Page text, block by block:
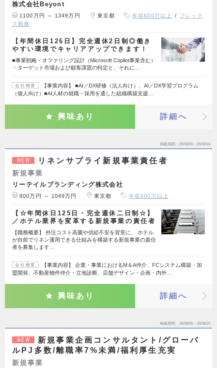
株式会社Beyont
1100万円 ～ 1349万円 東京都 年収600万以上
フレック
ス勤務
【年間休日126日】完全週休2日制◎働き
やすい環境でキャリアアップできます！
■事業戦略・オファリング設計（Microsoft Copilot事業含む）
・ターゲット市場および顧客課題の特定と、それに…
会社概要
【事業内容】 ■AI／DX研修（法人向け）、AI／DX学習プログラム
（個人向け）■AI人材の就職・採用を通した組織構築支援…
興味あり 詳細へ
掲載期間 26/08/06～26/08/19
NEW リネンサプライ新規事業責任者
新規事業
リーテイルブランディング株式会社
800万円 ～ 1049万円 東京都 年収600万以上
【☆年間休日125日・完全週休二日制☆】
／ホテル業界を変革する新規事業の責任者
【職務概要】 外注コスト高騰や供給不安を背景に、 ホテル
が自前でリネン運用できる仕組みを構築する新規事業の責任
者を募集します…
会社概要
【事業内容】 企業・事業におけるM＆A仲介、FCシステム構築・加
盟開発、不動産物件仲介・立地診断、店舗デザイン・企画・内外…
興味あり 詳細へ
掲載期間 26/08/06～26/08/24
NEW
新規事業企画コンサルタント/グローバ
ルPJ多数/離職率7%未満/福利厚生充実
新規事業